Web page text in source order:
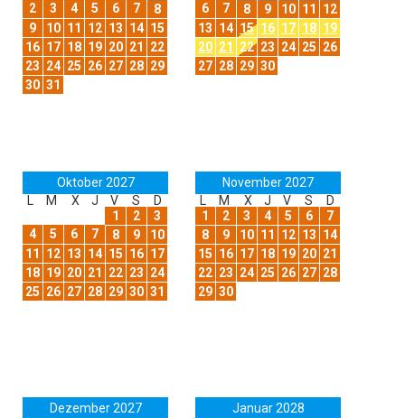
2
3 4 5 6 7
8
9
10 11 12 13 14 15
16 17 18 19 20 21
22
23 24 25 26 27 28 29
30 31
6
7 8 9 10 11
12
13 14 15 16 17 18 19
20 21 22 23 24 25 26
27 28 29 30
Oktober 2027
M X J V S
D
1
2
3
4
5 6 7 8 9
10
11
12 13 14 15 16 17
18 19 20 21 22 23 24
25 26 27 28 29 30 31
November 2027
M X J V S
D
1
2 3 4 5 6
7
8
9 10 11 12 13 14
15 16 17 18 19 20 21
22 23 24 25 26 27 28
29 30
Dezember 2027
Januar 2028